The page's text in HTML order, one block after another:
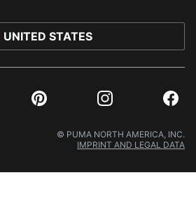
UNITED STATES
Pinterest Instagram
© PUMA NORTH AMERICA, INC.
IMPRINT AND LEGAL DATA